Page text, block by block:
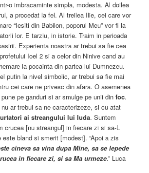
o imbracaminte simpla, modesta. Al doilea
a procedat la fel. Al treilea Ilie, cei care vor
“Iesiti din Babilon, poporul Meu” vor fi la
lor. E tarziu, in istorie. Traim in perioada
Experienta noastra ar trebui sa fie cea
Ioel 2 si a celor din Ninive cand au
la pocainta din partea lui Dumnezeu.
putin la nivel simbolic, ar trebui sa fie mai
cei care ne privesc din afara. O asemenea
pe ganduri si ar smulge pe unii dinfoc.
nu ar trebui sa ne caracterizeze, si cu atat
ai streangului lui Iuda. Suntem
crucea [nu streangul] in fiecare zi si sa-L
este bland si smerit [modest]. “Apoi a zis
cineva sa vina dupa Mine, sa se lepede
in fiecare zi, si sa Ma urmeze.” Luca